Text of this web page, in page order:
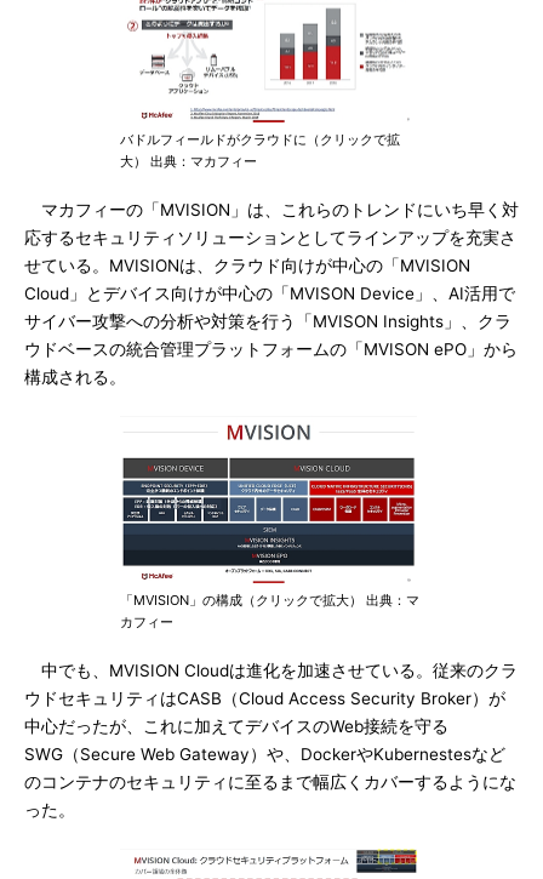
バドルフィールドがクラウドに（クリックで拡
大） 出典：マカフィー
マカフィーの「MVISION」は、これらのトレンドにいち早く対
応するセキュリティソリューションとしてラインアップを充実さ
せている。MVISIONは、クラウド向けが中心の「MVISION
Cloud」とデバイス向けが中心の「MVISON Device」、AI活用で
サイバー攻撃への分析や対策を行う「MVISON Insights」、クラ
ウドベースの統合管理プラットフォームの「MVISON ePO」から
構成される。
「MVISION」の構成（クリックで拡大） 出典：マ
カフィー
中でも、MVISION Cloudは進化を加速させている。従来のクラ
ウドセキュリティはCASB（Cloud Access Security Broker）が
中心だったが、これに加えてデバイスのWeb接続を守る
SWG（Secure Web Gateway）や、DockerやKubernestesなど
のコンテナのセキュリティに至るまで幅広くカバーするようにな
った。